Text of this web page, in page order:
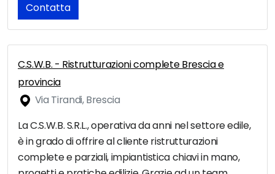
Contatta
C.S.W.B. - Ristrutturazioni complete Brescia e
provincia
Via Tirandi, Brescia
La C.S.W.B. S.R.L., operativa da anni nel settore edile,
è in grado di offrire al cliente ristrutturazioni
complete e parziali, impiantistica chiavi in mano,